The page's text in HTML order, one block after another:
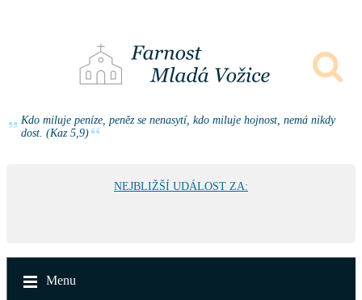
Kdo miluje peníze, peněz se nenasytí, kdo miluje hojnost, nemá nikdy
dost. (Kaz 5,9)
NEJBLIŽŠÍ UDÁLOST ZA:
Menu